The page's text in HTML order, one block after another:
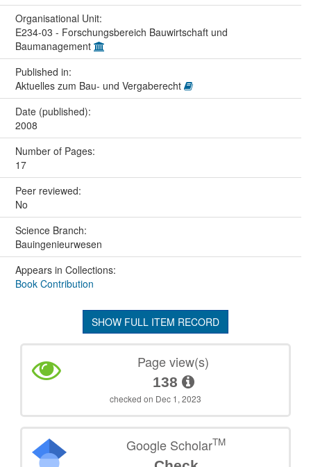
Organisational Unit:
E234-03 - Forschungsbereich Bauwirtschaft und
Baumanagement
Published in:
Aktuelles zum Bau- und Vergaberecht
Date (published):
2008
Number of Pages:
17
Peer reviewed:
No
Science Branch:
Bauingenieurwesen
Appears in Collections:
Book Contribution
SHOW FULL ITEM RECORD
Page view(s)
138
checked on Dec 1, 2023
Google ScholarTM